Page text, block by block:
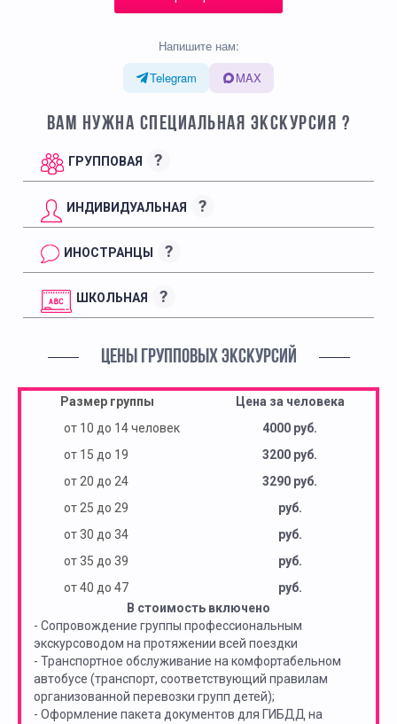
Напишите нам:
Telegram
MAX
ВАМ НУЖНА СПЕЦИАЛЬНАЯ ЭКСКУРСИЯ ?
ГРУППОВАЯ ?
ИНДИВИДУАЛЬНАЯ ?
ИНОСТРАНЦЫ ?
ШКОЛЬНАЯ ?
ЦЕНЫ ГРУППОВЫХ ЭКСКУРСИЙ
Размер группы
Цена за человека
от 10 до 14 человек
4000 руб.
от 15 до 19
3200 руб.
от 20 до 24
3290 руб.
от 25 до 29
руб.
от 30 до 34
руб.
от 35 до 39
руб.
от 40 до 47
руб.
В стоимость включено
- Сопровождение группы профессиональным
экскурсоводом на протяжении всей поездки
- Транспортное обслуживание на комфортабельном
автобусе (транспорт, соответствующий правилам
организованной перевозки групп детей);
- Оформление пакета документов для ГИБДД на